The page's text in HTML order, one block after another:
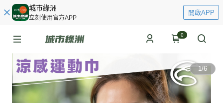
城市綠洲
立刻使用官方APP
開啟APP
0
1/6